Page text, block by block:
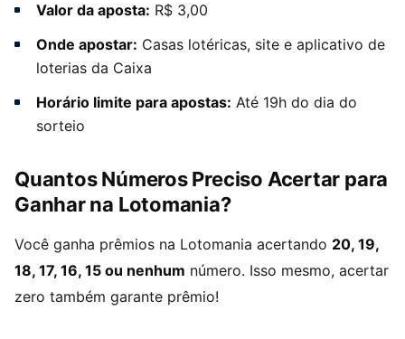
Valor da aposta: R$ 3,00
Onde apostar: Casas lotéricas, site e aplicativo de
loterias da Caixa
Horário limite para apostas: Até 19h do dia do
sorteio
Quantos Números Preciso Acertar para
Ganhar na Lotomania?
Você ganha prêmios na Lotomania acertando 20, 19,
18, 17, 16, 15 ou nenhum número. Isso mesmo, acertar
zero também garante prêmio!